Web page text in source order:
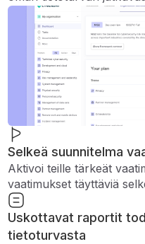
Selkeä suunnitelma
Aktivoi teille tärkeät
vaatimukset täyttäviä
Uskottavat raportit
tietoturvasta